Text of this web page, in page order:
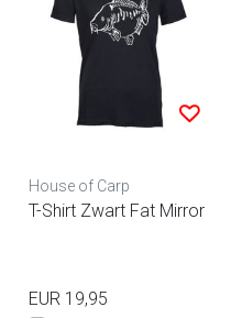
House of Carp
T-Shirt Zwart Fat Mirror
EUR 19,95